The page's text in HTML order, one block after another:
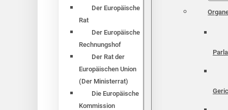
Der Europäische
Rat
Der Europäische
Rechnungshof
Der Rat der
Europäischen Union
(Der Ministerrat)
Die Europäische
Kommission